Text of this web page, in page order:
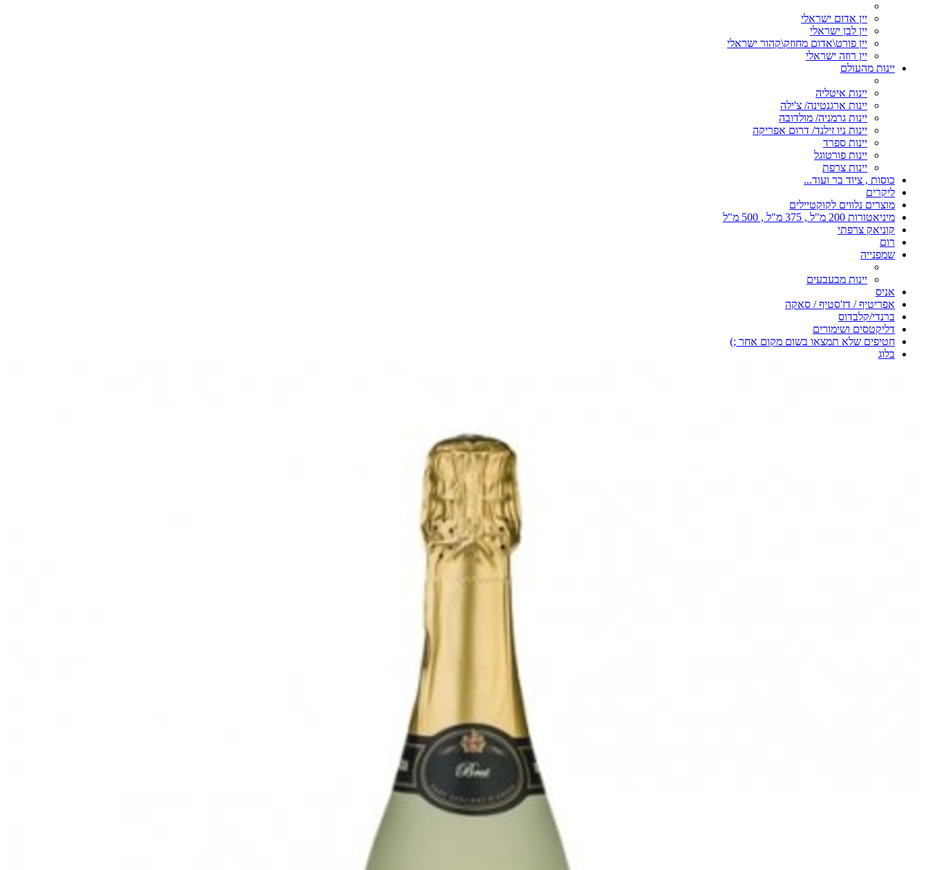
יין אדום ישראלי
יין לבן ישראלי
יין פורט\אדום מחוזק\קהור ישראלי
יין רוזה ישראלי
יינות מהעולם
יינות איטליה
יינות ארגנטינה/ צ'ילה
יינות גרמניה/ מולדובה
יינות ניו זילנד/ דרום אפריקה
יינות ספרד
יינות פורטוגל
יינות צרפת
כוסות , ציוד בר ועוד...
ליקרים
מוצרים נלווים לקוקטיילים
מיניאטורות 200 מ"ל , 375 מ"ל , 500 מ"ל
קוניאק צרפתי
רום
שמפנייה
יינות מבעבעים
אניס
אפריטיף / דז'סטיף / סאקה
ברנדי/קלבדוס
דליקטסים ושימורים
חטיפים שלא תמצאו בשום מקום אחר ;)
בלוג